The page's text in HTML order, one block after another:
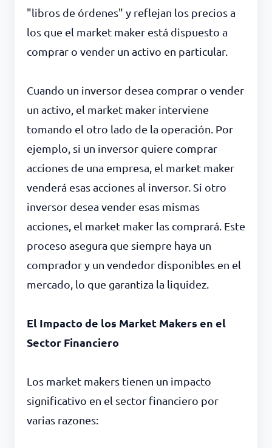
"libros de órdenes" y reflejan los precios a
los que el market maker está dispuesto a
comprar o vender un activo en particular.
Cuando un inversor desea comprar o vender
un activo, el market maker interviene
tomando el otro lado de la operación. Por
ejemplo, si un inversor quiere comprar
acciones de una empresa, el market maker
venderá esas acciones al inversor. Si otro
inversor desea vender esas mismas
acciones, el market maker las comprará. Este
proceso asegura que siempre haya un
comprador y un vendedor disponibles en el
mercado, lo que garantiza la liquidez.
El Impacto de los Market Makers en el
Sector Financiero
Los market makers tienen un impacto
significativo en el sector financiero por
varias razones: